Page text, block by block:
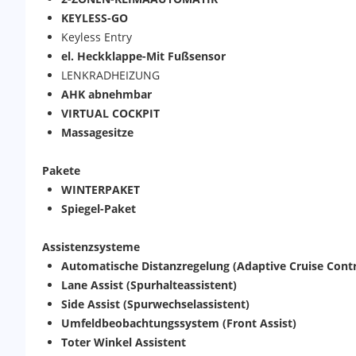
KEYLESS-GO
Keyless Entry
el. Heckklappe-Mit Fußsensor
LENKRADHEIZUNG
AHK abnehmbar
VIRTUAL COCKPIT
Massagesitze
Pakete
WINTERPAKET
Spiegel-Paket
Assistenzsysteme
Automatische Distanzregelung (Adaptive Cruise
Lane Assist (Spurhalteassistent)
Side Assist (Spurwechselassistent)
Umfeldbeobachtungssystem (Front Assist)
Toter Winkel Assistent